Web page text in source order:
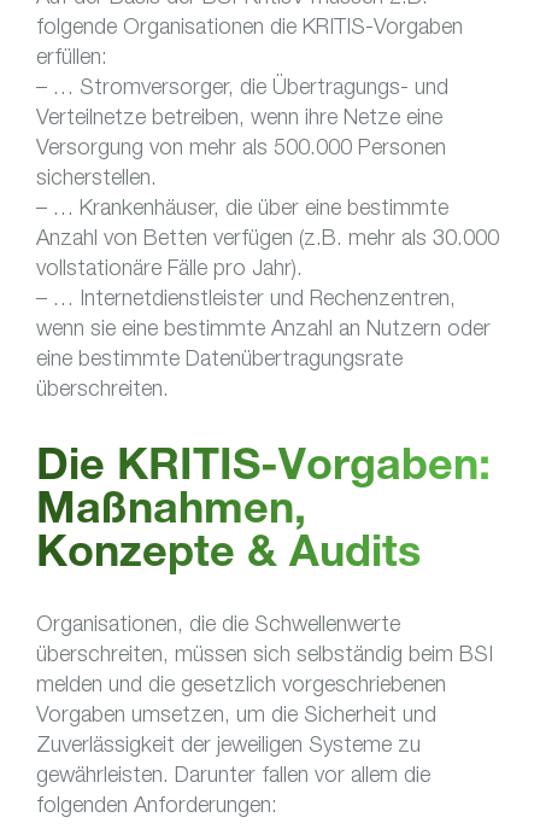
folgende Organisationen die KRITIS-Vorgaben
erfüllen:
– … Stromversorger, die Übertragungs- und
Verteilnetze betreiben, wenn ihre Netze eine
Versorgung von mehr als 500.000 Personen
sicherstellen.
– … Krankenhäuser, die über eine bestimmte
Anzahl von Betten verfügen (z.B. mehr als 30.000
vollstationäre Fälle pro Jahr).
– … Internetdienstleister und Rechenzentren,
wenn sie eine bestimmte Anzahl an Nutzern oder
eine bestimmte Datenübertragungsrate
überschreiten.
Die KRITIS-Vorgaben:
Maßnahmen,
Konzepte & Audits
Organisationen, die die Schwellenwerte
überschreiten, müssen sich selbständig beim BSI
melden und die gesetzlich vorgeschriebenen
Vorgaben umsetzen, um die Sicherheit und
Zuverlässigkeit der jeweiligen Systeme zu
gewährleisten. Darunter fallen vor allem die
folgenden Anforderungen: